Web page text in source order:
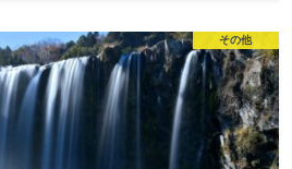
その他